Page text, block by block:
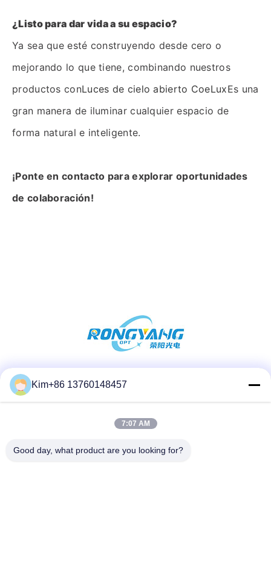
¿Listo para dar vida a su espacio?
Ya sea que esté construyendo desde cero o
mejorando lo que tiene, combinando nuestros
productos conLuces de cielo abierto CoeLuxEs una
gran manera de iluminar cualquier espacio de
forma natural e inteligente.
¡Ponte en contacto para explorar oportunidades
de colaboración!
Las redes sociales
Kim+86 13760148457
7:07 AM
Good day, what product are you looking for?